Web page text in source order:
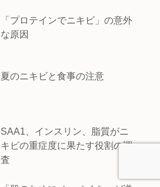
「プロテインでニキビ」の意外
な原因
夏のニキビと食事の注意
SAA1、インスリン、脂質がニ
キビの重症度に果たす役割の調
査